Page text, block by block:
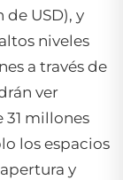
USD), y
niveles
a través de
ver
31 millones
los espacios
y